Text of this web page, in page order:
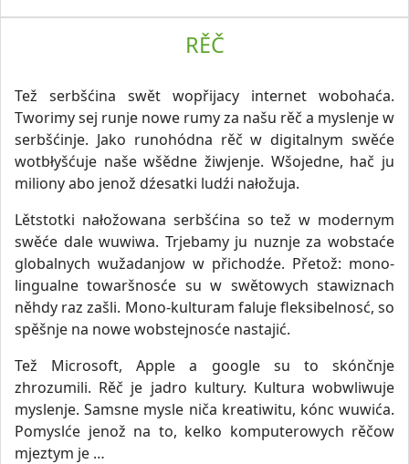
RĚČ
Tež serbšćina swět wopřijacy internet wobohaća.
Tworimy sej runje nowe rumy za našu rěč a myslenje w
serbšćinje. Jako runohódna rěč w digitalnym swěće
wotbłyšćuje naše wšědne žiwjenje. Wšojedne, hač ju
miliony abo jenož dźesatki ludźi nałožuja.
Lětstotki nałožowana serbšćina so tež w modernym
swěće dale wuwiwa. Trjebamy ju nuznje za wobstaće
globalnych wužadanjow w přichodźe. Přetož: mono-
lingualne towaršnosće su w swětowych stawiznach
něhdy raz zašli. Mono-kulturam faluje fleksibelnosć, so
spěšnje na nowe wobstejnosće nastajić.
Tež Microsoft, Apple a google su to skónčnje
zhrozumili. Rěč je jadro kultury. Kultura wobwliwuje
myslenje. Samsne mysle niča kreatiwitu, kónc wuwića.
Pomyslće jenož na to, kelko komputerowych rěčow
mjeztym je …